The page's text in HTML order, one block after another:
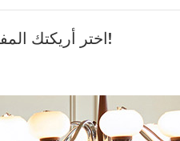
اختر أريكتك المفضلة المريحة ليوم عيد الميلاد!